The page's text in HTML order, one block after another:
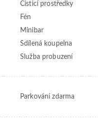
Čisticí prostředky
Fén
Minibar
Sdílená koupelna
Služba probuzení
Parkování zdarma